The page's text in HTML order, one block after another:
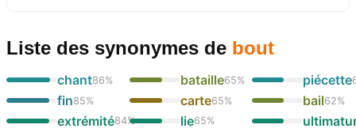
Liste des synonymes de bout
chant86%
fin85%
extrémité84%
bataille65%
carte65%
lie65%
piécette
bail62%